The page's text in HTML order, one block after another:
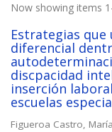
Now showing items
Estrategias
diferencial
discpacidad
inserción
escuelas
Figueroa Castro,